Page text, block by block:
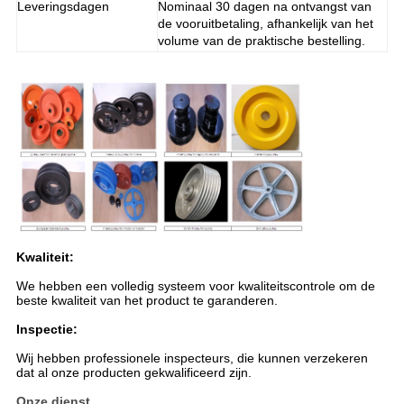
Leveringsdagen
Nominaal 30 dagen na ontvangst van
de vooruitbetaling, afhankelijk van het
volume van de praktische bestelling.
Kwaliteit:
We hebben een volledig systeem voor kwaliteitscontrole om de
beste kwaliteit van het product te garanderen.
Inspectie:
Wij hebben professionele inspecteurs, die kunnen verzekeren
dat al onze producten gekwalificeerd zijn.
Onze dienst